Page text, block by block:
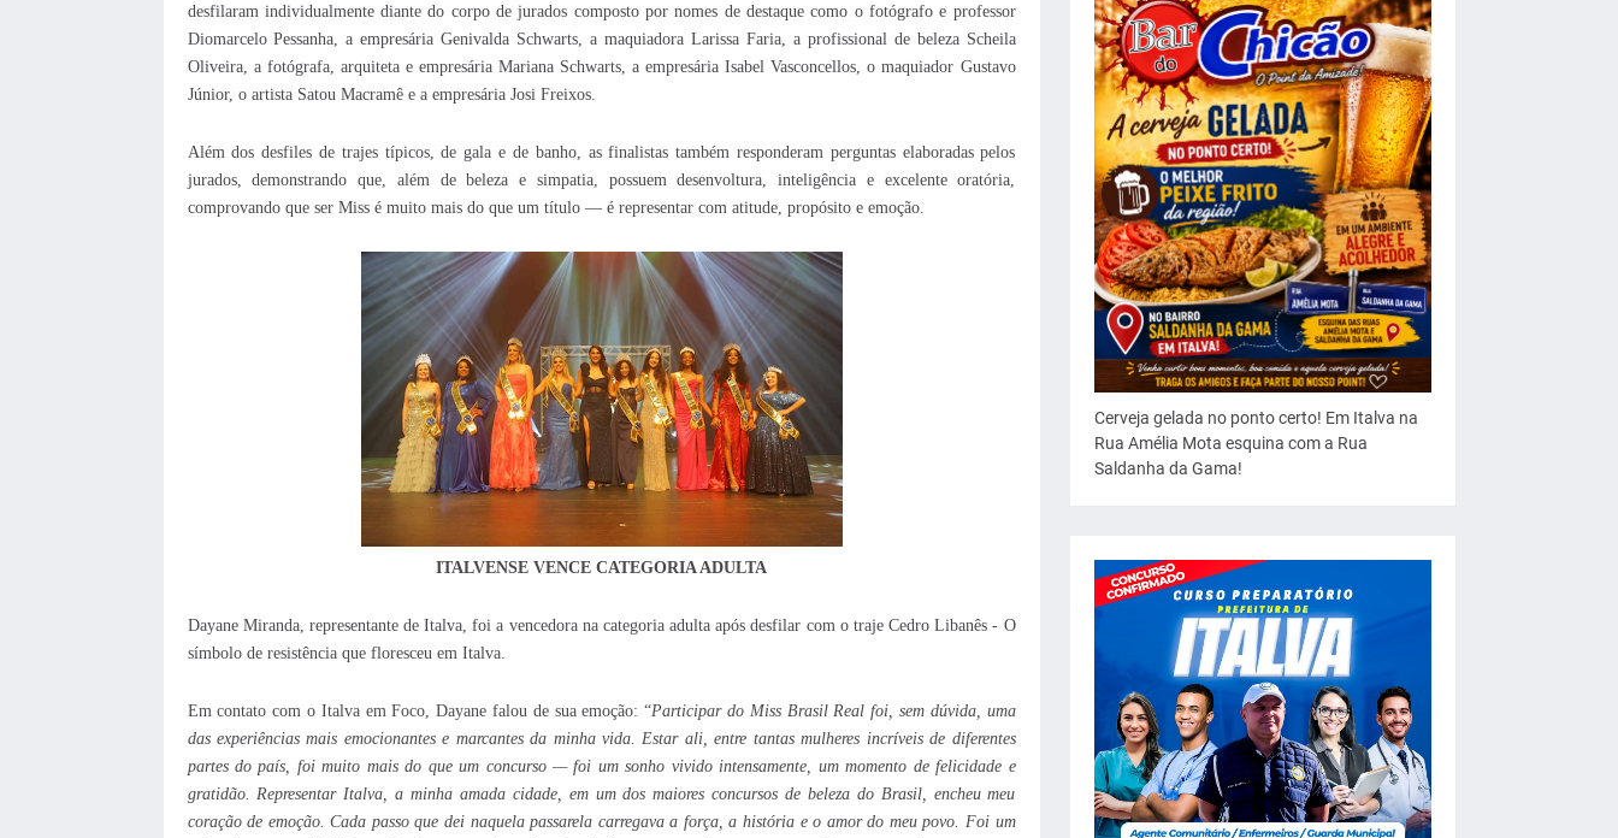
desfilaram individualmente diante do corpo de jurados composto por nomes de destaque como o fotógrafo e professor
Diomarcelo Pessanha, a empresária Genivalda Schwarts, a maquiadora Larissa Faria, a profissional de beleza Scheila
Oliveira, a fotógrafa, arquiteta e empresária Mariana Schwarts, a empresária Isabel Vasconcellos, o maquiador Gustavo
Júnior, o artista Satou Macramê e a empresária Josi Freixos.
Além dos desfiles de trajes típicos, de gala e de banho, as finalistas também responderam perguntas elaboradas pelos
jurados, demonstrando que, além de beleza e simpatia, possuem desenvoltura, inteligência e excelente oratória,
comprovando que ser Miss é muito mais do que um título — é representar com atitude, propósito e emoção.
ITALVENSE VENCE CATEGORIA ADULTA
Dayane Miranda, representante de Italva, foi a vencedora na categoria adulta após desfilar com o traje Cedro Libanês - O
símbolo de resistência que floresceu em Italva.
Em contato com o Italva em Foco, Dayane falou de sua emoção: “Participar do Miss Brasil Real foi, sem dúvida, uma
das experiências mais emocionantes e marcantes da minha vida. Estar ali, entre tantas mulheres incríveis de diferentes
partes do país, foi muito mais do que um concurso — foi um sonho vivido intensamente, um momento de felicidade e
gratidão. Representar Italva, a minha amada cidade, em um dos maiores concursos de beleza do Brasil, encheu meu
coração de emoção. Cada passo que dei naquela passarela carregava a força, a história e o amor do meu povo. Foi um
Cerveja gelada no ponto certo! Em Italva na
Rua Amélia Mota esquina com a Rua
Saldanha da Gama!